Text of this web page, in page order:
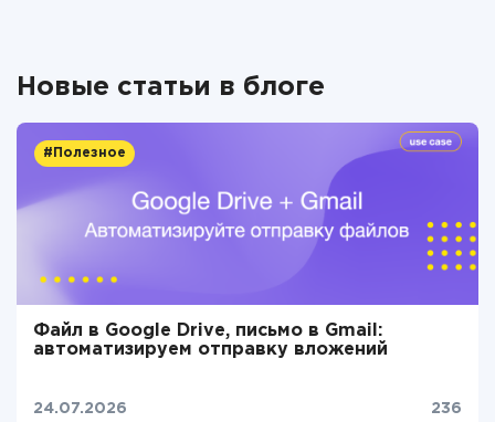
Новые статьи в блоге
#Полезное
Файл в Google Drive, письмо в Gmail:
автоматизируем отправку вложений
24.07.2026 236